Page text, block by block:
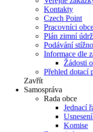
Kontakty
Czech Point
Pracovníci
Plán zimní
Podávání
Informace dle
Žádosti
Přehled dotací
Zavřít
Samospráva
Rada obce
Jednací
Komise